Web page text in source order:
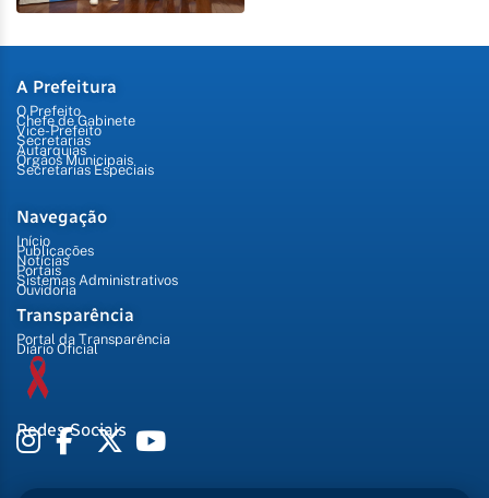
A Prefeitura
O Prefeito
Chefe de Gabinete
Vice-Prefeito
Secretarias
Autarquias
Órgãos Municipais
Secretarias Especiais
Navegação
Início
Publicações
Notícias
Portais
Sistemas Administrativos
Ouvidoria
Transparência
Portal da Transparência
Diário Oficial
Redes Sociais